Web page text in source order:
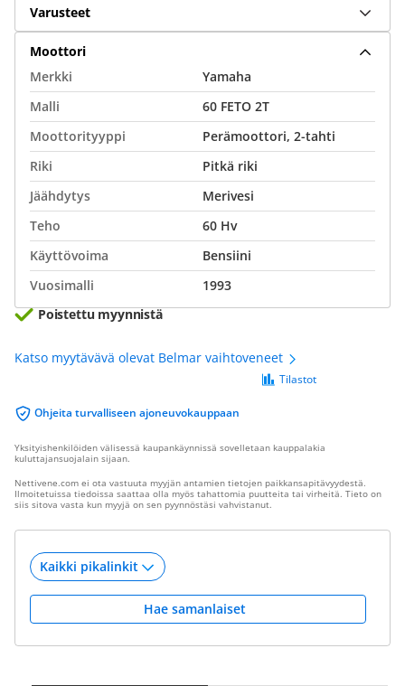
Varusteet
Moottori
Merkki
Yamaha
Malli
60 FETO 2T
Moottorityyppi
Perämoottori, 2-tahti
Riki
Pitkä riki
Jäähdytys
Merivesi
Teho
60 Hv
Käyttövoima
Bensiini
Vuosimalli
1993
Poistettu myynnistä
Katso myytävävä olevat Belmar vaihtoveneet
Ohjeita turvalliseen ajoneuvokauppaan
Tilastot
Yksityishenkilöiden välisessä kaupankäynnissä sovelletaan kauppalakia
kuluttajansuojalain sijaan.
Nettivene.com ei ota vastuuta myyjän antamien tietojen paikkansapitävyydestä.
Ilmoitetuissa tiedoissa saattaa olla myös tahattomia puutteita tai virheitä. Tieto on
siis sitova vasta kun myyjä on sen pyynnöstäsi vahvistanut.
Hae samanlaiset